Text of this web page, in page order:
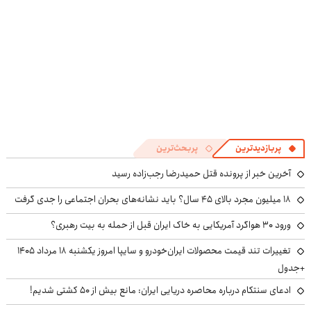
پربازدیدترین پربحث‌ترین
آخرین خبر از پرونده قتل حمیدرضا رجب‌زاده رسید
۱۸ میلیون مجرد بالای ۴۵ سال؟ باید نشانه‌های بحران اجتماعی را جدی گرفت
ورود ۳۰ هواگرد آمریکایی به خاک ایران قبل از حمله به بیت رهبری؟
تغییرات تند قیمت محصولات ایران‌خودرو و سایپا امروز یکشنبه ۱۸ مرداد ۱۴۰۵
+جدول
ادعای سنتکام درباره محاصره دریایی ایران: مانع بیش از ۵۰ کشتی شدیم!